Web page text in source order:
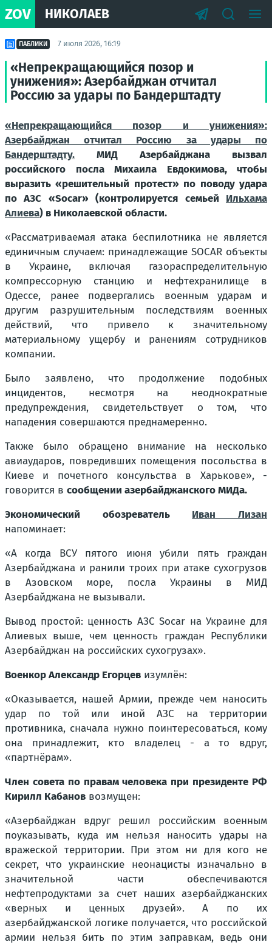
ZOV НИКОЛАЕВ
ПАБЛИКИ 7 июля 2026, 16:19
«Непрекращающийся позор и
унижения»: Азербайджан отчитал
Россию за удары по Бандерштадту
«Непрекращающийся позор и унижения»:
Азербайджан отчитал Россию за удары по
Бандерштадту. МИД Азербайджана вызвал
российского посла Михаила Евдокимова, чтобы
выразить «решительный протест» по поводу удара
по АЗС «Socar» (контролируется семьей Ильхама
Алиева) в Николаевской области.
«Рассматриваемая атака беспилотника не является
единичным случаем: принадлежащие SOCAR объекты
в Украине, включая газораспределительную
компрессорную станцию и нефтехранилище в
Одессе, ранее подвергались военным ударам и
другим разрушительным последствиям военных
действий, что привело к значительному
материальному ущербу и ранениям сотрудников
компании.
Было заявлено, что продолжение подобных
инцидентов, несмотря на неоднократные
предупреждения, свидетельствует о том, что
нападения совершаются преднамеренно.
Также было обращено внимание на несколько
авиаударов, повредивших помещения посольства в
Киеве и почетного консульства в Харькове», -
говорится в сообщении азербайджанского МИДа.
Экономический обозреватель Иван Лизан
напоминает:
«А когда ВСУ пятого июня убили пять граждан
Азербайджана и ранили троих при атаке сухогрузов
в Азовском море, посла Украины в МИД
Азербайджана не вызывали.
Вывод простой: ценность АЗС Socar на Украине для
Алиевых выше, чем ценность граждан Республики
Азербайджан на российских сухогрузах».
Военкор Александр Егорцев изумлён:
«Оказывается, нашей Армии, прежде чем наносить
удар по той или иной АЗС на территории
противника, сначала нужно поинтересоваться, кому
она принадлежит, кто владелец - а то вдруг,
«партнёрам».
Член совета по правам человека при президенте РФ
Кирилл Кабанов возмущен:
«Азербайджан вдруг решил российским военным
поуказывать, куда им нельзя наносить удары на
вражеской территории. При этом ни для кого не
секрет, что украинские неонацисты изначально в
значительной части обеспечиваются
нефтепродуктами за счет наших азербайджанских
«верных и ценных друзей». А по их
азербайджанской логике получается, что российской
армии нельзя бить по этим заправкам, ведь они